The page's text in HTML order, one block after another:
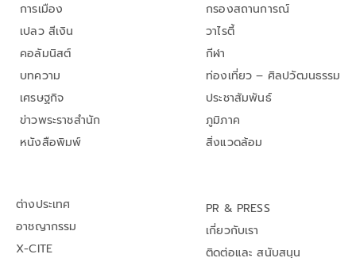
การเมือง
เปลว สีเงิน
คอลัมนิสต์
บทความ
เศรษฐกิจ
ข่าวพระราชสำนัก
หนังสือพิมพ์
กรองสถานการณ์
วาไรตี้
กีฬา
ท่องเที่ยว – ศิลปวัฒนธรรม
ประชาสัมพันธ์
ภูมิภาค
สิ่งแวดล้อม
ต่างประเทศ
อาชญากรรม
X-CITE
PR & PRESS
เกี่ยวกับเรา
ติดต่อและ สนับสนุน